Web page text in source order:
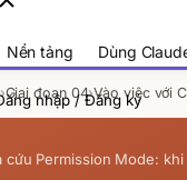
Nền tảng Dùng
nhập / Đăng ký
›Giai đoạn 04›Vào việc với
cứu Permission Mode: